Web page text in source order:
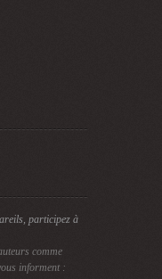
participez à
comme
informent :